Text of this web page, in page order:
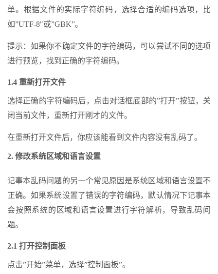
单。根据文件的实际字符编码，选择合适的编码选项，比
如”UTF-8″或”GBK”。
提示：如果你不确定文件的字符编码，可以尝试不同的选项
进行预览，找到正确的字符编码。
1.4 重新打开文件
选择正确的字符编码后，点击对话框底部的”打开”按钮，关
闭当前文件，重新打开刚才的文件。
在重新打开文件后，你应该能看到文件内容没有乱码了。
2. 修改系统区域和语言设置
记事本乱码问题的另一个常见原因是系统区域和语言设置不
正确。如果系统设置了错误的字符编码，默认情况下记事本
会按照系统的区域和语言设置进行字符解析，导致乱码问
题。
2.1 打开控制面板
点击”开始”菜单，选择”控制面板”。